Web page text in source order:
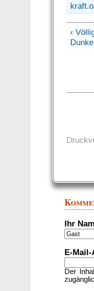
‹
Ihr
E-Mail-
Der